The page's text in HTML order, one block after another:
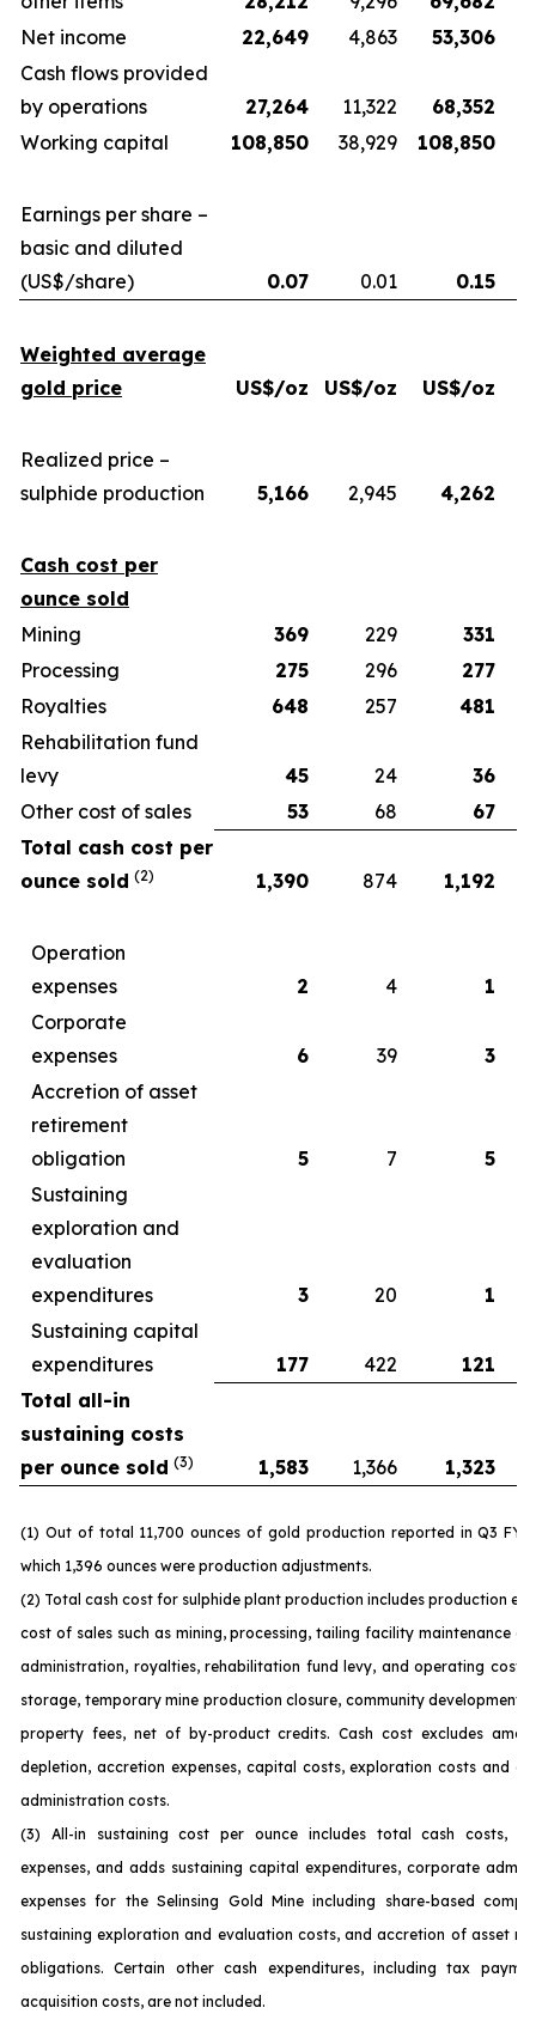
Net income
22,649 4,863 53,306
Cash flows provided
by operations
27,264 11,322 68,352
Working capital
108,850 38,929 108,850
Earnings per share –
basic and diluted
(US$/share)
0.07 0.01 0.15
Weighted average
gold price
US$/oz US$/oz US$/oz
Realized price –
sulphide production
5,166 2,945 4,262
Cash cost per
ounce sold
Mining
369 229
331
Processing
275 296
277
Royalties
648 257
481
Rehabilitation fund
levy
45 24
36
Other cost of sales
53 68
67
Total cash cost per
ounce sold (2) 1,390 874 1,192
Operation
expenses
2 4
1
Corporate
expenses
6 39
3
Accretion of asset
retirement
obligation
5 7
5
Sustaining
exploration and
evaluation
expenditures
3 20
1
Sustaining capital
expenditures
177 422
121
Total all-in
sustaining costs
per ounce sold (3) 1,583 1,366 1,323
(1) Out of total 11,700 ounces of gold production reported in Q3 FY
which 1,396 ounces were production adjustments.
(2) Total cash cost for sulphide plant production includes production
cost of sales such as mining, processing, tailing facility maintenance
administration, royalties, rehabilitation fund levy, and operating costs
storage, temporary mine production closure, community development
property fees, net of by-product credits. Cash cost excludes
depletion, accretion expenses, capital costs, exploration costs and
administration costs.
(3) All-in sustaining cost per ounce includes total cash costs,
expenses, and adds sustaining capital expenditures, corporate
expenses for the Selinsing Gold Mine including share-based
sustaining exploration and evaluation costs, and accretion of asset
obligations. Certain other cash expenditures, including tax
acquisition costs, are not included.